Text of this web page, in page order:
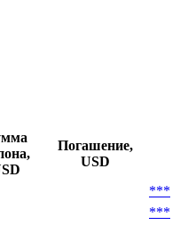
Погашение,
USD
***
***